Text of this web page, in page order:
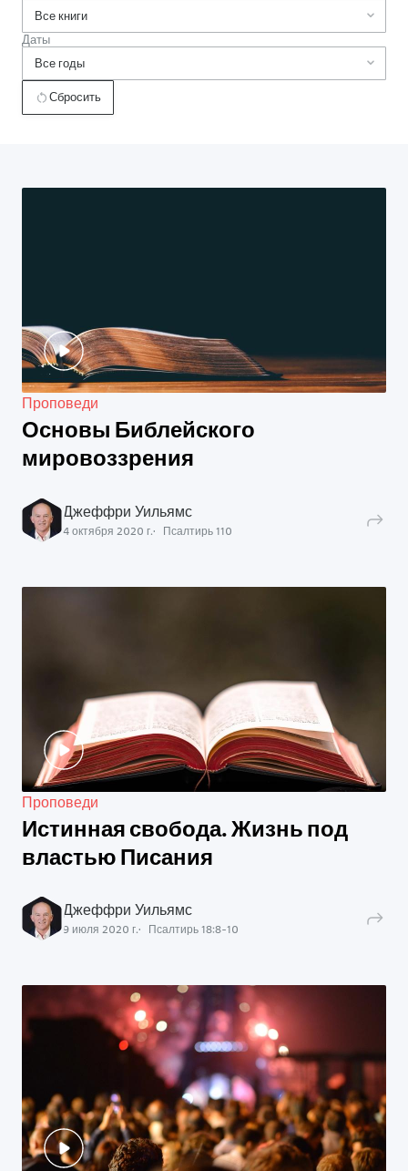
Даты
Сбросить
Проповеди
Основы Библейского
мировоззрения
Джеффри Уильямс
4 октября 2020 г. Псалтирь 110
Проповеди
Истинная свобода. Жизнь под
властью Писания
Джеффри Уильямс
9 июля 2020 г. Псалтирь 18:8-10